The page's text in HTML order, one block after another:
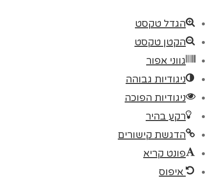
הגדל טקסט
הקטן טקסט
גווני אפור
ניגודיות גבוהה
ניגודיות הפוכה
רקע בהיר
הדגשת קישורים
פונט קריא
איפוס